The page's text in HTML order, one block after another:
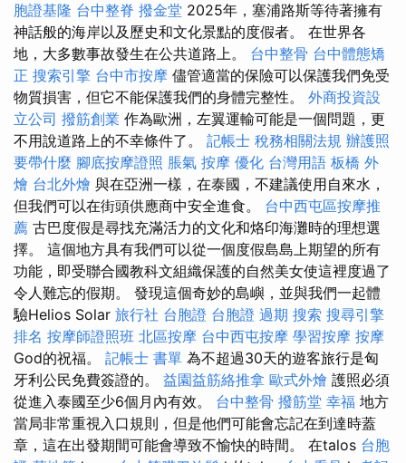
胞證基隆 台中整脊 撥金堂 2025年，塞浦路斯等待著擁有
神話般的海岸以及歷史和文化景點的度假者。 在世界各
地，大多數事故發生在公共道路上。 台中整骨 台中體態矯
正 搜索引擎 台中市按摩 儘管適當的保險可以保護我們免受
物質損害，但它不能保護我們的身體完整性。 外商投資設
立公司 撥筋創業 作為歐洲，左翼運輸可能是一個問題，更
不用說道路上的不幸條件了。 記帳士 稅務相關法規 辦護照
要帶什麼 腳底按摩證照 脹氣 按摩 優化 台灣用語 板橋 外
燴 台北外燴 與在亞洲一樣，在泰國，不建議使用自來水，
但我們可以在街頭供應商中安全進食。 台中西屯區按摩推
薦 古巴度假是尋找充滿活力的文化和烙印海灘時的理想選
擇。 這個地方具有我們可以從一個度假島島上期望的所有
功能，即受聯合國教科文組織保護的自然美女使這裡度過了
令人難忘的假期。 發現這個奇妙的島嶼，並與我們一起體
驗Helios Solar 旅行社 台胞證 台胞證 過期 搜索 搜尋引擎
排名 按摩師證照班 北區按摩 台中西屯按摩 學習按摩 按摩
God的祝福。 記帳士 書單 為不超過30天的遊客旅行是匈
牙利公民免費簽證的。 益園益筋絡推拿 歐式外燴 護照必須
從進入泰國至少6個月內有效。 台中整骨 撥筋堂 幸福 地方
當局非常重視入口規則，但是他們可能會忘記在到達時蓋
章，這在出發期間可能會導致不愉快的時間。 在talos 台胞